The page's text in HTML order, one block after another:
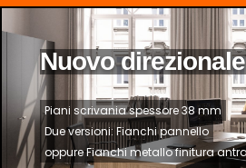
Nuovo
Piani scrivania spessore 38 mm
Due versioni: Fianchi pannello
oppure Fianchi metallo finitura